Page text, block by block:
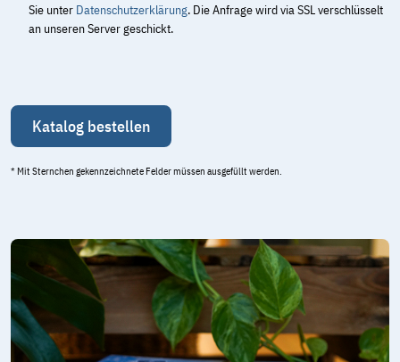
Sie unter Datenschutzerklärung. Die Anfrage wird via SSL verschlüsselt
an unseren Server geschickt.
* Mit Sternchen gekennzeichnete Felder müssen ausgefüllt werden.